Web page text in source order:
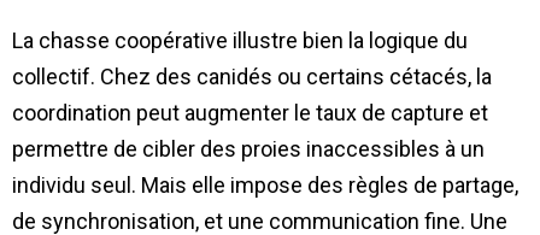
La chasse coopérative illustre bien la logique du
collectif. Chez des canidés ou certains cétacés, la
coordination peut augmenter le taux de capture et
permettre de cibler des proies inaccessibles à un
individu seul. Mais elle impose des règles de partage,
de synchronisation, et une communication fine. Une